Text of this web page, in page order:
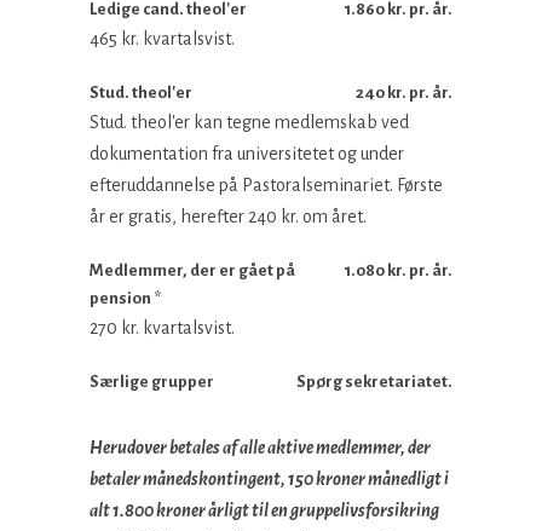
Ledige cand. theol'er 1.860 kr. pr. år.
465 kr. kvartalsvist.
Stud. theol'er 240 kr. pr. år.
Stud. theol'er kan tegne medlemskab ved
dokumentation fra universitetet og under
efteruddannelse på Pastoralseminariet. Første
år er gratis, herefter 240 kr. om året.
Medlemmer, der er gået på
pension *
1.080 kr. pr. år.
270 kr. kvartalsvist.
Særlige grupper Spørg sekretariatet.
Herudover betales af alle aktive medlemmer, der
betaler månedskontingent, 150 kroner månedligt i
alt 1.800 kroner årligt til en gruppelivsforsikring